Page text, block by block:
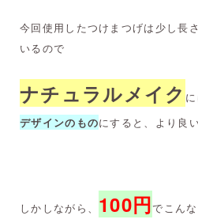
今回使用したつけまつげは少し長
いるので
ナチュラルメイク
デザインのものにすると、より良
しかしながら、 100円でこん